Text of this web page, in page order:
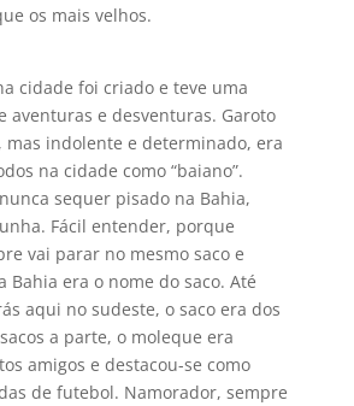
os mais velhos.
cidade foi criado e teve uma
aventuras e desventuras. Garoto
mas indolente e determinado, era
na cidade como “baiano”.
sequer pisado na Bahia,
Fácil entender, porque
vai parar no mesmo saco e
Bahia era o nome do saco. Até
aqui no sudeste, o saco era dos
a parte, o moleque era
amigos e destacou-se como
de futebol. Namorador, sempre